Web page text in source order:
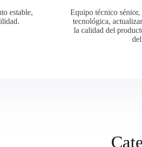
estable,
Equipo técnico sénior,
tecnológica,
la calidad del